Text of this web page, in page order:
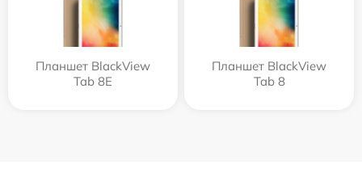
Планшет BlackView
Tab 8E
Планшет BlackView
Tab 8